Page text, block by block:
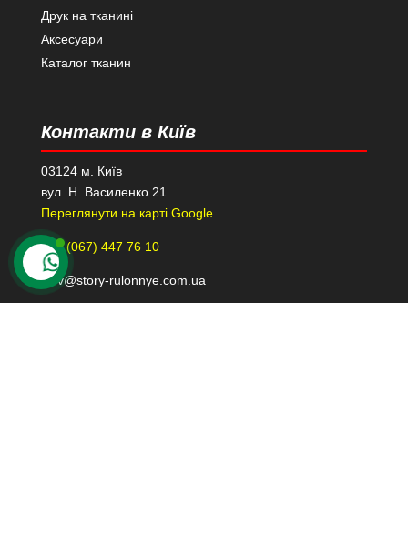
Друк на тканині
Аксесуари
Каталог тканин
Контакти в Київ
03124 м. Київ
вул. Н. Василенко 21
Переглянути на карті Google
+38 (067) 447 76 10
kiev@story-rulonnye.com.ua